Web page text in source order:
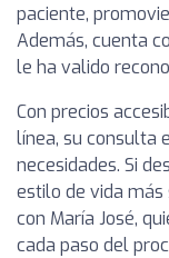
paciente,
Además, cuenta
le ha valido
Con precios
línea, su consulta
necesidades. Si
estilo de vida más
con María José,
cada paso del